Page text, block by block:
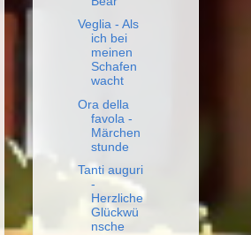
Veglia - Als
ich bei
meinen
Schafen
wacht
Ora della
favola -
Märchen
stunde
Tanti auguri
-
Herzliche
Glückwü
nsche